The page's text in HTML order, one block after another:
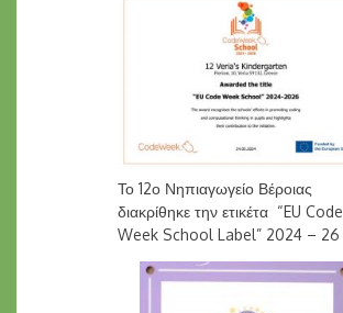
Το 12ο Νηπιαγωγείο Βέροιας
διακρίθηκε την ετικέτα “EU Code
Week School Label” 2024 – 26